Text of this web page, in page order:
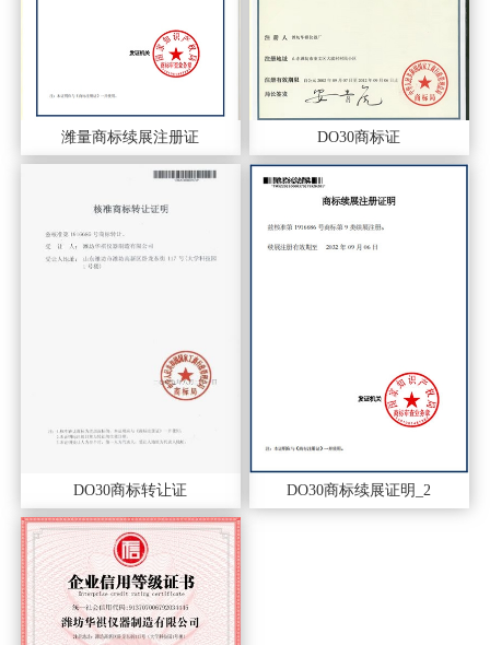
潍量商标续展注册证 DO30商标证
DO30商标转让证 DO30商标续展证明_2